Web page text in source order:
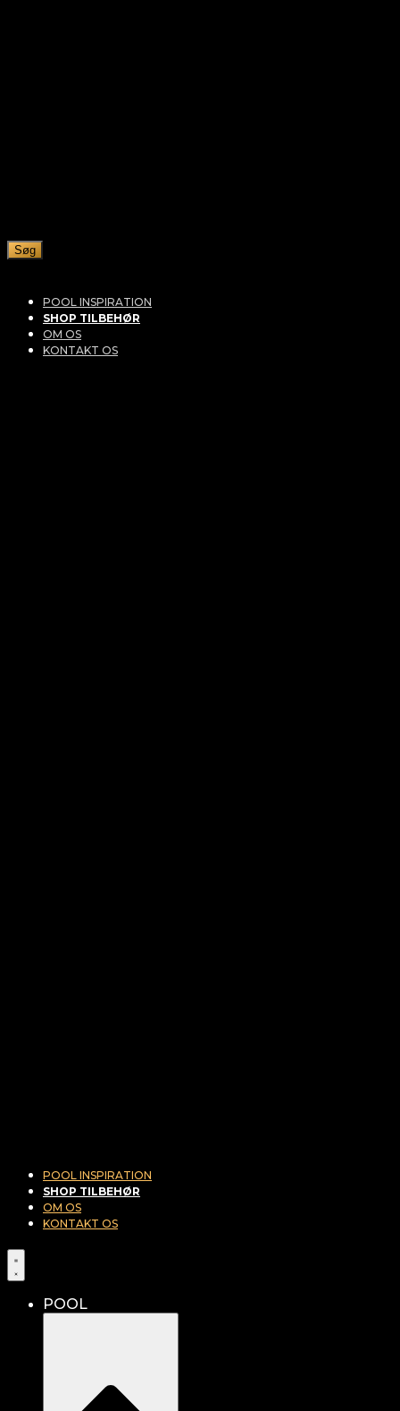
Søg
POOL INSPIRATION
SHOP TILBEHØR
OM OS
KONTAKT OS
POOL INSPIRATION
SHOP TILBEHØR
OM OS
KONTAKT OS
POOL